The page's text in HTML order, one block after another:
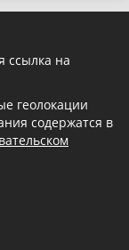
ссылка на
геолокации
содержатся в